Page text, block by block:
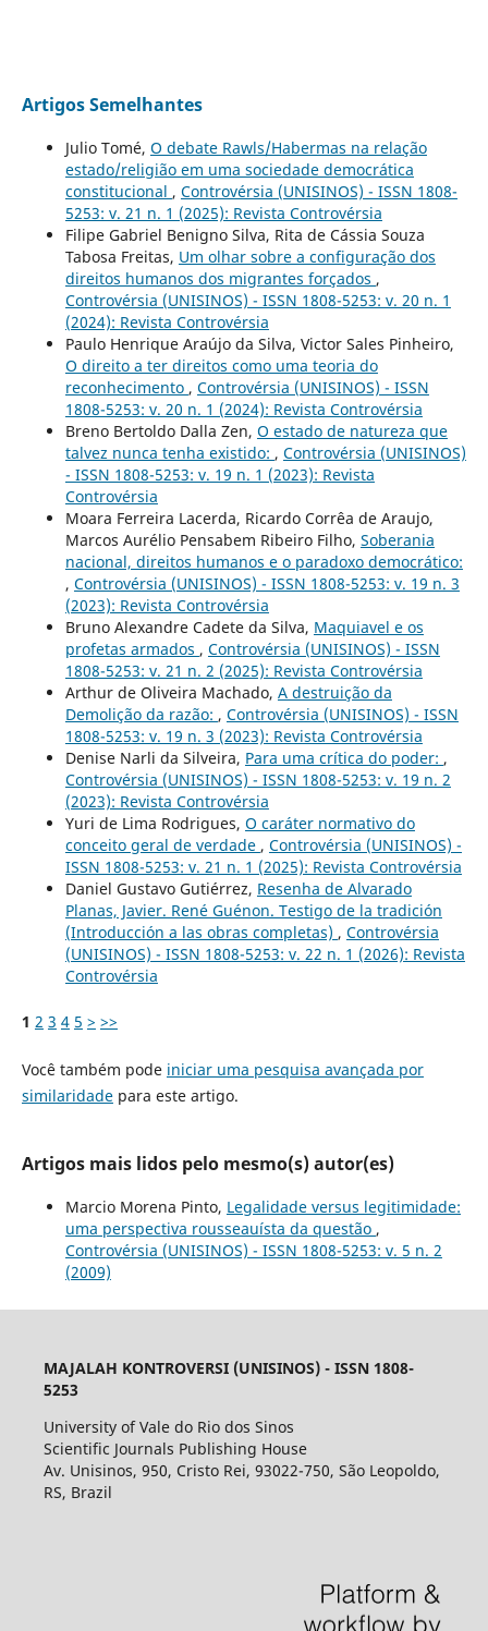
Artigos Semelhantes
Julio Tomé, O debate Rawls/Habermas na relação
estado/religião em uma sociedade democrática
constitucional , Controvérsia (UNISINOS) - ISSN 1808-
5253: v. 21 n. 1 (2025): Revista Controvérsia
Filipe Gabriel Benigno Silva, Rita de Cássia Souza
Tabosa Freitas, Um olhar sobre a configuração dos
direitos humanos dos migrantes forçados ,
Controvérsia (UNISINOS) - ISSN 1808-5253: v. 20 n. 1
(2024): Revista Controvérsia
Paulo Henrique Araújo da Silva, Victor Sales Pinheiro,
O direito a ter direitos como uma teoria do
reconhecimento , Controvérsia (UNISINOS) - ISSN
1808-5253: v. 20 n. 1 (2024): Revista Controvérsia
Breno Bertoldo Dalla Zen, O estado de natureza que
talvez nunca tenha existido: , Controvérsia (UNISINOS)
- ISSN 1808-5253: v. 19 n. 1 (2023): Revista
Controvérsia
Moara Ferreira Lacerda, Ricardo Corrêa de Araujo,
Marcos Aurélio Pensabem Ribeiro Filho, Soberania
nacional, direitos humanos e o paradoxo democrático:
, Controvérsia (UNISINOS) - ISSN 1808-5253: v. 19 n. 3
(2023): Revista Controvérsia
Bruno Alexandre Cadete da Silva, Maquiavel e os
profetas armados , Controvérsia (UNISINOS) - ISSN
1808-5253: v. 21 n. 2 (2025): Revista Controvérsia
Arthur de Oliveira Machado, A destruição da
Demolição da razão: , Controvérsia (UNISINOS) - ISSN
1808-5253: v. 19 n. 3 (2023): Revista Controvérsia
Denise Narli da Silveira, Para uma crítica do poder: ,
Controvérsia (UNISINOS) - ISSN 1808-5253: v. 19 n. 2
(2023): Revista Controvérsia
Yuri de Lima Rodrigues, O caráter normativo do
conceito geral de verdade , Controvérsia (UNISINOS) -
ISSN 1808-5253: v. 21 n. 1 (2025): Revista Controvérsia
Daniel Gustavo Gutiérrez, Resenha de Alvarado
Planas, Javier. René Guénon. Testigo de la tradición
(Introducción a las obras completas) , Controvérsia
(UNISINOS) - ISSN 1808-5253: v. 22 n. 1 (2026): Revista
Controvérsia
1 2 3 4 5 > >>
Você também pode iniciar uma pesquisa avançada por
similaridadepara este artigo.
Artigos mais lidos pelo mesmo(s) autor(es)
Marcio Morena Pinto, Legalidade versus legitimidade:
uma perspectiva rousseauísta da questão ,
Controvérsia (UNISINOS) - ISSN 1808-5253: v. 5 n. 2
(2009)
MAJALAH KONTROVERSI (UNISINOS) - ISSN 1808-
5253
University of Vale do Rio dos Sinos
Scientific Journals Publishing House
Av. Unisinos, 950, Cristo Rei, 93022-750, São Leopoldo,
RS, Brazil